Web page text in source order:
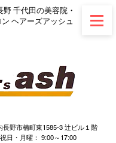
野 千代田の美容院・
ヘアーズアッシュ
0721-53-3288
長野市楠町東1585-3 辻ビル１階
日・月曜： 9:00～17:00